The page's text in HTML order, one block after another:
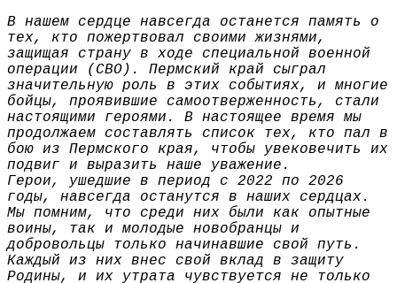
В нашем сердце навсегда останется память о
тех, кто пожертвовал своими жизнями,
защищая страну в ходе специальной военной
операции (СВО). Пермский край сыграл
значительную роль в этих событиях, и многие
бойцы, проявившие самоотверженность, стали
настоящими героями. В настоящее время мы
продолжаем составлять список тех, кто пал в
бою из Пермского края, чтобы увековечить их
подвиг и выразить наше уважение.
Герои, ушедшие в период с 2022 по 2026
годы, навсегда останутся в наших сердцах.
Мы помним, что среди них были как опытные
воины, так и молодые новобранцы и
добровольцы только начинавшие свой путь.
Каждый из них внес свой вклад в защиту
Родины, и их утрата чувствуется не только